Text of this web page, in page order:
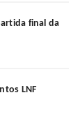
final da
LNF